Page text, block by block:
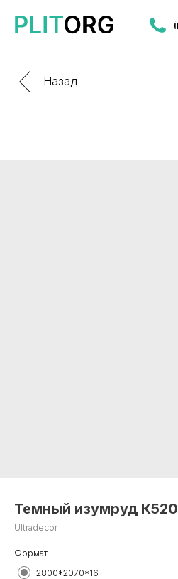
info@plitorg.ru
Назад
Темный изумруд К520
Ultradecor
Формат
2800*2070*16